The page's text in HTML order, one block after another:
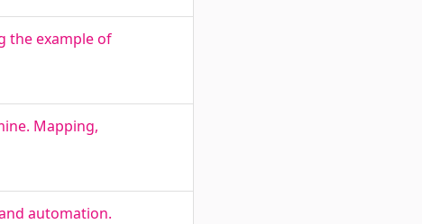
the example of
Mapping,
automation.